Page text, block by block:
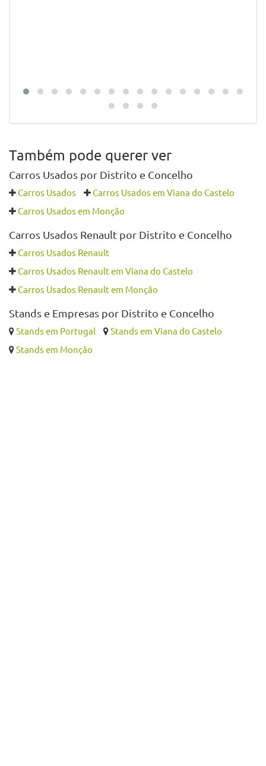
Também pode querer ver
Carros Usados por Distrito e Concelho
Carros Usados
Carros Usados em Viana do Castelo
Carros Usados em Monção
Carros Usados Renault por Distrito e Concelho
Carros Usados Renault
Carros Usados Renault em Viana do Castelo
Carros Usados Renault em Monção
Stands e Empresas por Distrito e Concelho
Stands em Portugal
Stands em Viana do Castelo
Stands em Monção